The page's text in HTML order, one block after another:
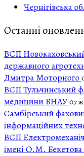
Чернігівська
Останні
ВСП
державного
Дмитра Моторного
ВСП Тульчинський
медицини БНАУ07
Самбірський
інформаційних
ВСП
імені О.М. Бекетова